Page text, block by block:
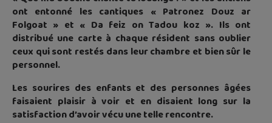
ont entonné les cantiques « Patronez Douz ar
Folgoat » et « Da feiz on Tadou koz ». Ils ont
distribué une carte à chaque résident sans oublier
ceux qui sont restés dans leur chambre et bien sûr le
personnel.
Les sourires des enfants et des personnes âgées
faisaient plaisir à voir et en disaient long sur la
satisfaction d’avoir vécu une telle rencontre.